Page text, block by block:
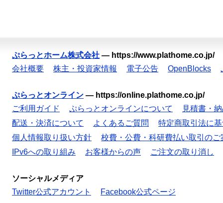
ぷらっとホーム株式会社 — https://www.plathome.co.jp/
会社概要
株主・投資家情報 電子公告 OpenBlocks
ぷらっとオンライン — https://online.plathome.co.jp/
ご利用ガイド
ぷらっとオンラインについて
見積書・
配送・決済について
よくあるご質問
特定商取引法に
個人情報取り扱い方針
校費・公費・科研費払い取引のご
IPv6への取り組み
お客様からの声 ご注文の取り消し
ソーシャルメディア
Twitter公式アカウント
Facebook公式ページ